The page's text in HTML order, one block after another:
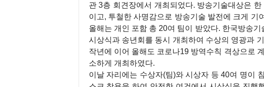
관 3층 회견장에서 개최되었다. 방송기술대상은
이고, 투철한 사명감으로 방송기술 발전에 크게 기
올해는 개인 포함 총 20여 팀이 받았다. 한국방송
시상식과 송년회를 동시 개최하여 수상의 영광과
작년에 이어 올해도 코로나19 방역수칙 격상으로
소하게 개최하였다.
이날 자리에는 수상자(팀)와 시상자 등 40여 명이